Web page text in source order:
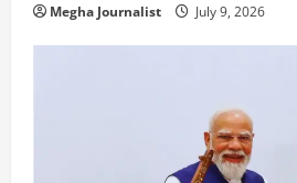
Megha Journalist July 9, 2026